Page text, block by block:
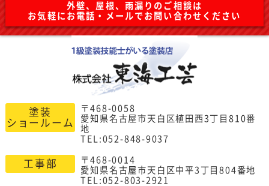
外壁、屋根、雨漏りのご相談は
お気軽にお電話・メールでお問い合わせください
塗装
ショールーム
〒468-0058
愛知県名古屋市天白区植田西3丁目810番
地
TEL:052-848-9037
工事部
〒468-0014
愛知県名古屋市天白区中平3丁目804番地
TEL:052-803-2921